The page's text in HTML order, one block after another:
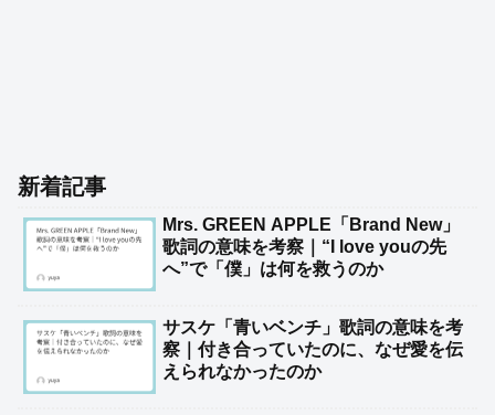
新着記事
Mrs. GREEN APPLE「Brand New」
歌詞の意味を考察｜“I love youの先
へ”で「僕」は何を救うのか
サスケ「青いベンチ」歌詞の意味を考
察｜付き合っていたのに、なぜ愛を伝
えられなかったのか